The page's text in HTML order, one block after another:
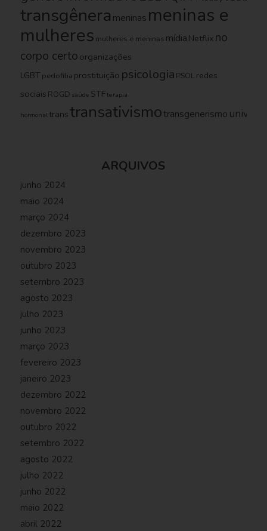
transgênera meninas meninas e
mulheres mulheres e meninas mídia Netflix no
corpo certo organizações
LGBT pedofilia prostituição psicologia PSOL redes
sociais ROGD saúde STFterapia
hormonal transtransativismotransgenerismo
ARQUIVOS
junho 2024
maio 2024
março 2024
dezembro 2023
novembro 2023
outubro 2023
setembro 2023
agosto 2023
julho 2023
junho 2023
março 2023
fevereiro 2023
janeiro 2023
dezembro 2022
novembro 2022
outubro 2022
setembro 2022
agosto 2022
julho 2022
junho 2022
maio 2022
abril 2022